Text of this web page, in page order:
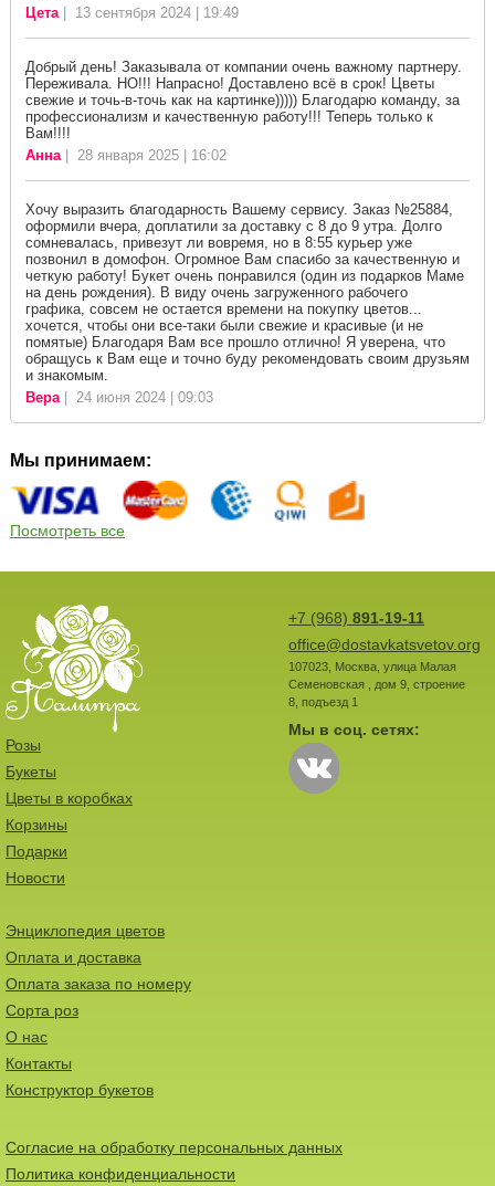
Цета| 13 сентября 2024 | 19:49
Добрый день! Заказывала от компании очень важному партнеру.
Переживала. НО!!! Напрасно! Доставлено всё в срок! Цветы
свежие и точь-в-точь как на картинке))))) Благодарю команду, за
профессионализм и качественную работу!!! Теперь только к
Вам!!!!
Анна| 28 января 2025 | 16:02
Хочу выразить благодарность Вашему сервису. Заказ №25884,
оформили вчера, доплатили за доставку с 8 до 9 утра. Долго
сомневалась, привезут ли вовремя, но в 8:55 курьер уже
позвонил в домофон. Огромное Вам спасибо за качественную и
четкую работу! Букет очень понравился (один из подарков Маме
на день рождения). В виду очень загруженного рабочего
графика, совсем не остается времени на покупку цветов...
хочется, чтобы они все-таки были свежие и красивые (и не
помятые) Благодаря Вам все прошло отлично! Я уверена, что
обращусь к Вам еще и точно буду рекомендовать своим друзьям
и знакомым.
Вера| 24 июня 2024 | 09:03
Мы принимаем:
Посмотреть все
+7 (968) 891-19-11
office@dostavkatsvetov.org
107023, Москва, улица Малая
Семеновская , дом 9, строение
8, подъезд 1
Мы в соц. сетях:
Розы
Букеты
Цветы в коробках
Корзины
Подарки
Новости
Энциклопедия цветов
Оплата и доставка
Оплата заказа по номеру
Сорта роз
О нас
Контакты
Конструктор букетов
Согласие на обработку персональных данных
Политика конфиденциальности